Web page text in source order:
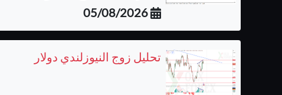
05/08/2026
تحليل زوج النيوزلندي دولار